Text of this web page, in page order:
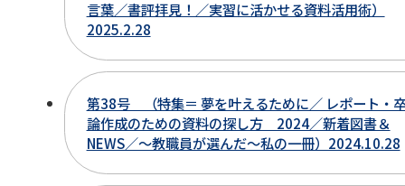
言葉／書評拝見！／実習に活かせる資料活用術）
2025.2.28
第38号 （特集＝ 夢を叶えるために／ レポート・
論作成のための資料の探し方 2024／新着図書＆
NEWS／～教職員が選んだ～私の一冊）2024.10.28